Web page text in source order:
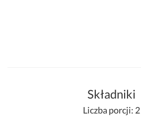
Składniki
Liczba porcji: 2